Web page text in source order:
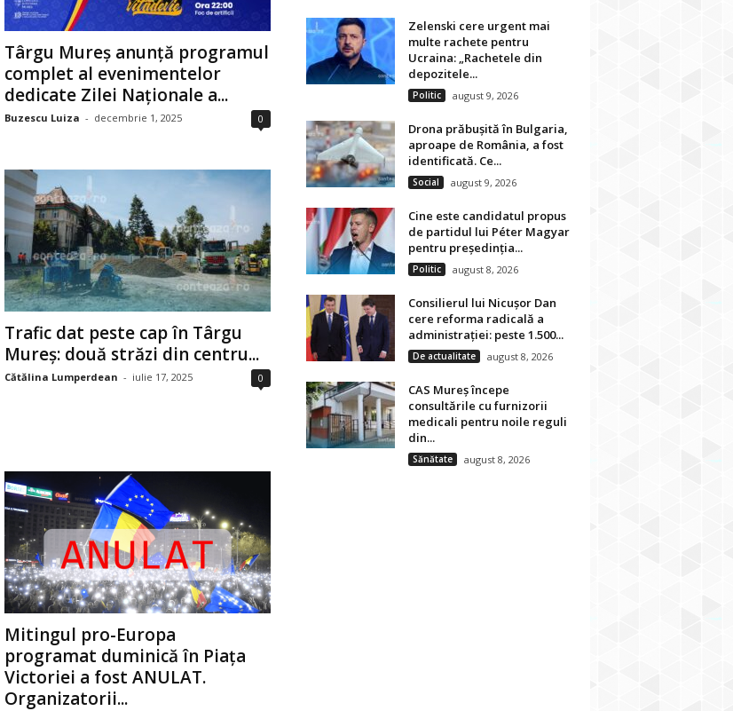
Târgu Mureș anunță programul
complet al evenimentelor
dedicate Zilei Naționale a...
Buzescu Luiza - decembrie 1, 2025 0
Trafic dat peste cap în Târgu
Mureș: două străzi din centru...
Cătălina Lumperdean - iulie 17, 2025 0
Mitingul pro-Europa
programat duminică în Piața
Victoriei a fost ANULAT.
Organizatorii...
Zelenski cere urgent mai
multe rachete pentru
Ucraina: „Rachetele din
depozitele...
Politic august 9, 2026
Drona prăbușită în Bulgaria,
aproape de România, a fost
identificată. Ce...
Social august 9, 2026
Cine este candidatul propus
de partidul lui Péter Magyar
pentru președinția...
Politic august 8, 2026
Consilierul lui Nicușor Dan
cere reforma radicală a
administrației: peste 1.500...
De actualitate august 8, 2026
CAS Mureș începe
consultările cu furnizorii
medicali pentru noile reguli
din...
Sănătate august 8, 2026